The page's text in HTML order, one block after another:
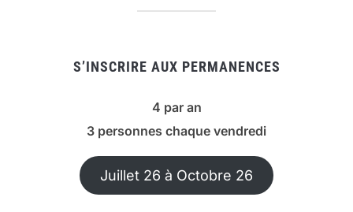
S’INSCRIRE AUX PERMANENCES
4 par an
3 personnes chaque vendredi
Juillet 26 à Octobre 26